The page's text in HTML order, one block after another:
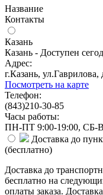
Название
Контакты
Казань
Казань - Доступен
Адрес:
г.Казань, ул.Гаврилова,
Посмотреть на карте
Телефон:
(843)210-30-85
Часы работы:
ПН-ПТ 9:00-19:00, СБ-
Доставка до
(бесплатно)
Доставка до
бесплатно на
оплаты заказа.